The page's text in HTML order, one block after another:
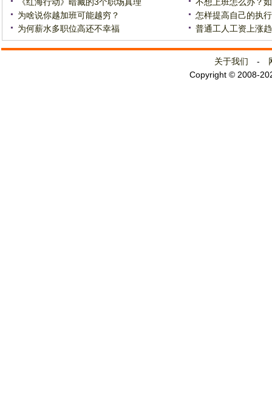
为啥说你越加班可能越穷？
怎样提高自己的执
为何薪水多职位高还不幸福
普通工人工资上涨
关于我们 -
Copyright © 2008-